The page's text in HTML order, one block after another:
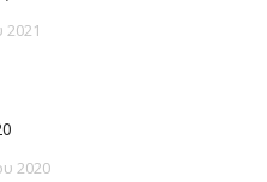
2021
2020